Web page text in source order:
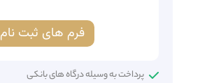
فرم های ثبت نام
پرداخت به وسیله درگاه های بانکی